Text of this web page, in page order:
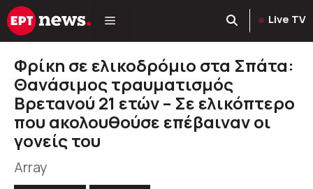
Μετάβαση
σε
Live TV
Φρίκη σε ελικοδρόμιο στα Σπάτα:
Θανάσιμος τραυματισμός
Βρετανού 21 ετών – Σε ελικόπτερο
που ακολουθούσε επέβαιναν οι
γονείς του
Array